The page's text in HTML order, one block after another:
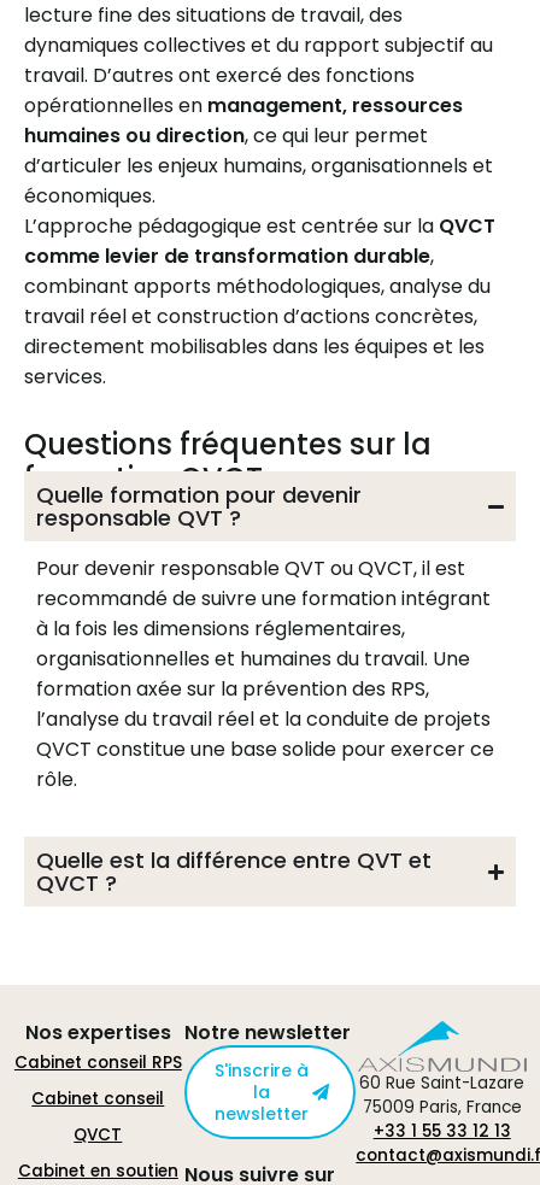
lecture fine des situations de travail, des
dynamiques collectives et du rapport subjectif au
travail. D’autres ont exercé des fonctions
opérationnelles en management, ressources
humaines ou direction, ce qui leur permet
d’articuler les enjeux humains, organisationnels et
économiques.
L’approche pédagogique est centrée sur la QVCT
comme levier de transformation durable,
combinant apports méthodologiques, analyse du
travail réel et construction d’actions concrètes,
directement mobilisables dans les équipes et les
services.
Questions fréquentes sur la
formation QVCT
Quelle formation pour devenir
responsable QVT ?
Pour devenir responsable QVT ou QVCT, il est
recommandé de suivre une formation intégrant
à la fois les dimensions réglementaires,
organisationnelles et humaines du travail. Une
formation axée sur la prévention des RPS,
l’analyse du travail réel et la conduite de projets
QVCT constitue une base solide pour exercer ce
rôle.
Quelle est la différence entre QVT et
QVCT ?
60 Rue Saint-Lazare
75009 Paris, France
+33 1 55 33 12 13
Nos expertises
Cabinet conseil RPS
Cabinet conseil
QVCT
Cabinet en soutien
Notre newsletter
S'inscrire à
la
newsletter
Nous suivre sur